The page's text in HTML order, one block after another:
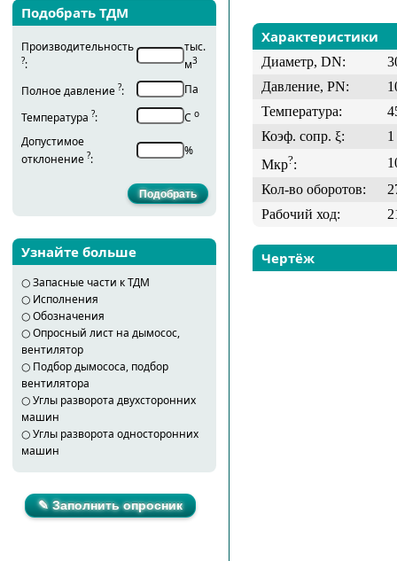
Подобрать ТДМ
Производительность
?:
тыс.
м3
Полное давление ?:
Па
Температура ?: С о
Допустимое
отклонение ?:
%
Узнайте больше
○Запасные части к ТДМ
○ Исполнения
○Обозначения
○Опросный лист на дымосос,
вентилятор
○ Подбор дымососа, подбор
вентилятора
○Углы разворота двухсторонних
машин
○Углы разворота односторонних
машин
✎ Заполнить опросник
Характеристики
Диаметр, DN:
Давление, PN:
Температура:
Коэф. сопр. ξ:
1
Мкр?:
Кол-во оборотов:
Рабочий ход:
Чертёж